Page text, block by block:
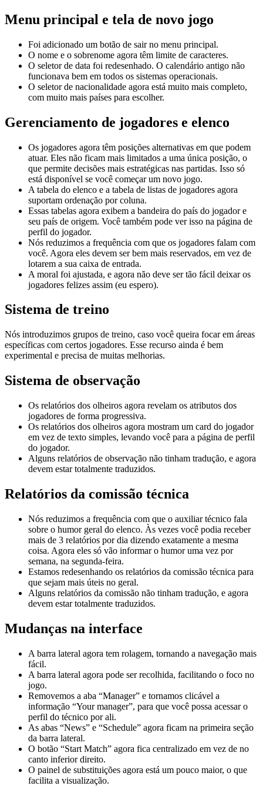
Menu principal e tela de novo jogo
Foi adicionado um botão de sair no menu principal.
O nome e o sobrenome agora têm limite de caracteres.
O seletor de data foi redesenhado. O calendário antigo não
funcionava bem em todos os sistemas operacionais.
O seletor de nacionalidade agora está muito mais completo,
com muito mais países para escolher.
Gerenciamento de jogadores e elenco
Os jogadores agora têm posições alternativas em que podem
atuar. Eles não ficam mais limitados a uma única posição, o
que permite decisões mais estratégicas nas partidas. Isso só
está disponível se você começar um novo jogo.
A tabela do elenco e a tabela de listas de jogadores agora
suportam ordenação por coluna.
Essas tabelas agora exibem a bandeira do país do jogador e
seu país de origem. Você também pode ver isso na página de
perfil do jogador.
Nós reduzimos a frequência com que os jogadores falam com
você. Agora eles devem ser bem mais reservados, em vez de
lotarem a sua caixa de entrada.
A moral foi ajustada, e agora não deve ser tão fácil deixar os
jogadores felizes assim (eu espero).
Sistema de treino
Nós introduzimos grupos de treino, caso você queira focar em áreas
específicas com certos jogadores. Esse recurso ainda é bem
experimental e precisa de muitas melhorias.
Sistema de observação
Os relatórios dos olheiros agora revelam os atributos dos
jogadores de forma progressiva.
Os relatórios dos olheiros agora mostram um card do jogador
em vez de texto simples, levando você para a página de perfil
do jogador.
Alguns relatórios de observação não tinham tradução, e agora
devem estar totalmente traduzidos.
Relatórios da comissão técnica
Nós reduzimos a frequência com que o auxiliar técnico fala
sobre o humor geral do elenco. Às vezes você podia receber
mais de 3 relatórios por dia dizendo exatamente a mesma
coisa. Agora eles só vão informar o humor uma vez por
semana, na segunda-feira.
Estamos redesenhando os relatórios da comissão técnica para
que sejam mais úteis no geral.
Alguns relatórios da comissão não tinham tradução, e agora
devem estar totalmente traduzidos.
Mudanças na interface
A barra lateral agora tem rolagem, tornando a navegação mais
fácil.
A barra lateral agora pode ser recolhida, facilitando o foco no
jogo.
Removemos a aba “Manager” e tornamos clicável a
informação “Your manager”, para que você possa acessar o
perfil do técnico por ali.
As abas “News” e “Schedule” agora ficam na primeira seção
da barra lateral.
O botão “Start Match” agora fica centralizado em vez de no
canto inferior direito.
O painel de substituições agora está um pouco maior, o que
facilita a visualização.